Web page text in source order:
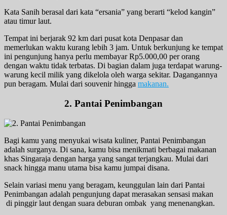
Kata Sanih berasal dari kata “ersania” yang berarti “kelod kangin”
atau timur laut.
Tempat ini berjarak 92 km dari pusat kota Denpasar dan
memerlukan waktu kurang lebih 3 jam. Untuk berkunjung ke tempat
ini pengunjung hanya perlu membayar Rp5.000,00 per orang
dengan waktu tidak terbatas. Di bagian dalam juga terdapat warung-
warung kecil milik yang dikelola oleh warga sekitar. Dagangannya
pun beragam. Mulai dari souvenir hingga makanan.
2. Pantai Penimbangan
Bagi kamu yang menyukai wisata kuliner, Pantai Penimbangan
adalah surganya. Di sana, kamu bisa menikmati berbagai makanan
khas Singaraja dengan harga yang sangat terjangkau. Mulai dari
snack hingga manu utama bisa kamu jumpai disana.
Selain variasi menu yang beragam, keunggulan lain dari Pantai
Penimbangan adalah pengunjung dapat merasakan sensasi makan
di pinggir laut dengan suara deburan ombak yang menenangkan.